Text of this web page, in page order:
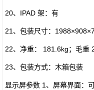
20、IPAD 架：有
21、包装尺寸：
22、净重： 181.6kg；毛重
23、包装方式：木箱包装
显示屏参数 1、屏幕界面：